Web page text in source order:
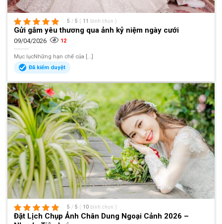
5 / 5 ( 11 bình chọn )
Gửi gắm yêu thương qua ảnh kỷ niệm ngày cưới
09/04/2026 12
Mục lụcNhững hạn chế của [...]
Đã kiểm duyệt
5 / 5 ( 10 bình chọn )
Đặt Lịch Chụp Ảnh Chân Dung Ngoại Cảnh 2026 –